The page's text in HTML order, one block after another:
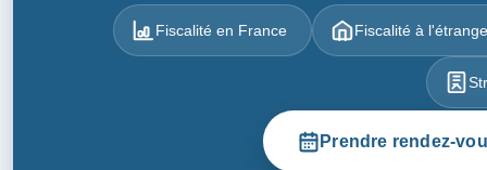
Fiscalité en France Fiscalité à
Prendre rendez-